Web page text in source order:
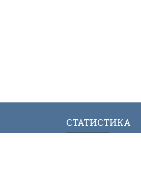
СТАТИСТИКА